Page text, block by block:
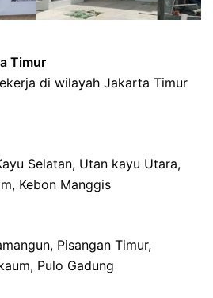
Timur
di wilayah Jakarta Timur
Selatan, Utan kayu Utara,
Kebon Manggis
Pisangan Timur,
Pulo Gadung